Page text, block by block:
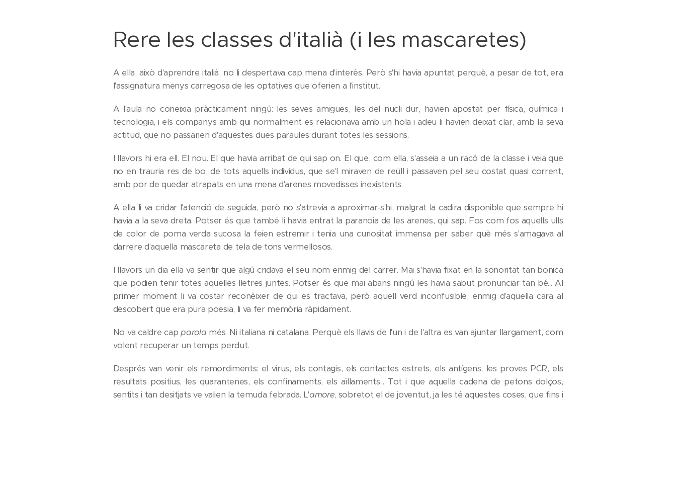
Rere les classes d'italià (i les mascaretes)
A ella, això d'aprendre italià, no li despertava cap mena d'interès. Però s'hi havia apuntat perquè, a pesar de tot, era
l'assignatura menys carregosa de les optatives que oferien a l'institut.
A l'aula no coneixia pràcticament ningú: les seves amigues, les del nucli dur, havien apostat per física, química i
tecnologia, i els companys amb qui normalment es relacionava amb un hola i adeu li havien deixat clar, amb la seva
actitud, que no passarien d'aquestes dues paraules durant totes les sessions.
I llavors hi era ell. El nou. El que havia arribat de qui sap on. El que, com ella, s'asseia a un racó de la classe i veia que
no en trauria res de bo, de tots aquells individus, que se'l miraven de reüll i passaven pel seu costat quasi corrent,
amb por de quedar atrapats en una mena d'arenes movedisses inexistents.
A ella li va cridar l'atenció de seguida, però no s'atrevia a aproximar-s'hi, malgrat la cadira disponible que sempre hi
havia a la seva dreta. Potser és que també li havia entrat la paranoia de les arenes, qui sap. Fos com fos aquells ulls
de color de poma verda sucosa la feien estremir i tenia una curiositat immensa per saber què més s'amagava al
darrere d'aquella mascareta de tela de tons vermellosos.
I llavors un dia ella va sentir que algú cridava el seu nom enmig del carrer. Mai s'havia fixat en la sonoritat tan bonica
que podien tenir totes aquelles lletres juntes. Potser és que mai abans ningú les havia sabut pronunciar tan bé... Al
primer moment li va costar reconèixer de qui es tractava, però aquell verd inconfusible, enmig d'aquella cara al
descobert que era pura poesia, li va fer memòria ràpidament.
No va caldre capparola més. Ni italiana ni catalana. Perquè els llavis de l'un i de l'altra es van ajuntar llargament, com
volent recuperar un temps perdut.
Després van venir els remordiments: el virus, els contagis, els contactes estrets, els antígens, les proves PCR, els
resultats positius, les quarantenes, els confinaments, els aïllaments... Tot i que aquella cadena de petons dolços,
sentits i tan desitjats ve valien la temuda febrada. L'amore, sobretot el de joventut, ja les té aquestes coses, que fins i